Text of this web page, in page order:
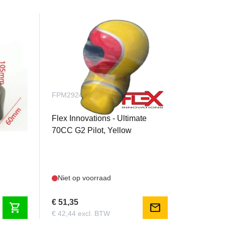
shopping_cart
FPM2924A
Flex Innovations - Ultimate
70CC G2 Pilot, Yellow
Niet op voorraad
€ 51,35
€ 42,44 excl. BTW mail